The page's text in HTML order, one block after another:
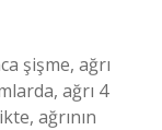
şişme, ağrı
ağrı 4
ağrının